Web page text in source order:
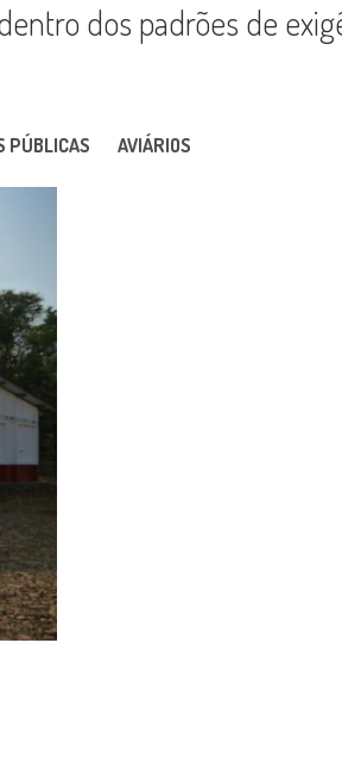
dos padrões de
PÚBLICAS AVIÁRIOS